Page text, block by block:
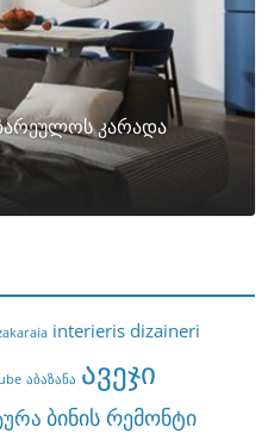
კარადა
interieris dizaineri
აბაზანა ავეჯი
ბინის რემონტი